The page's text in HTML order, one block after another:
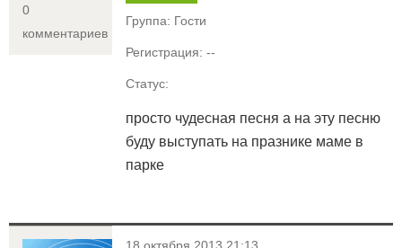
0
комментариев
Группа: Гости
Регистрация: --
Статус:
просто чудесная песня а на эту песню
буду выступать на празнике маме в
парке